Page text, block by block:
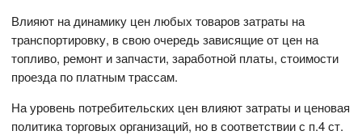
Влияют на динамику цен любых товаров затраты на
транспортировку, в свою очередь зависящие от цен на
топливо, ремонт и запчасти, заработной платы, стоимости
проезда по платным трассам.
На уровень потребительских цен влияют затраты и ценовая
политика торговых организаций, но в соответствии с п.4 ст.